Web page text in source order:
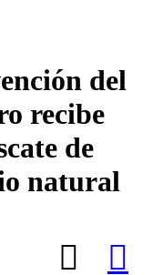
del
recibe
de
natural